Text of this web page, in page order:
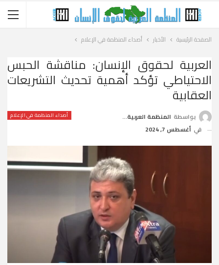
الصفحة الرئيسية الأخبار أصداء المنظمة في الإعلام
العربية لحقوق الإنسان: مناقشة الحبس
الاحتياطي تؤكد أهمية تحديث التشريعات
العقابية
أصداء المنظمة في الإعلام بواسطة المنظمة العربية لحقوق الإنسان
في أغسطس 7, 2024